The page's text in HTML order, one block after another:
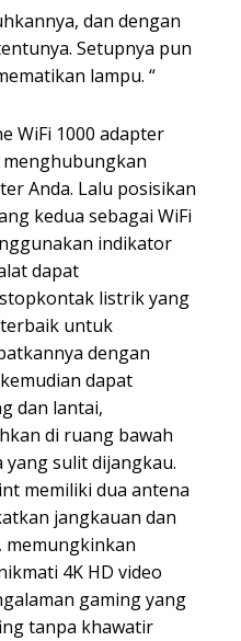
dan dengan
Setupnya pun
lampu. “
WiFi 1000 adapter
Anda. Lalu posisikan
kedua sebagai WiFi
indikator
dapat
listrik yang
untuk
dengan
dapat
dan lantai,
di ruang bawah
sulit dijangkau.
memiliki dua antena
jangkauan dan
memungkinkan
4K HD video
gaming yang
tanpa khawatir